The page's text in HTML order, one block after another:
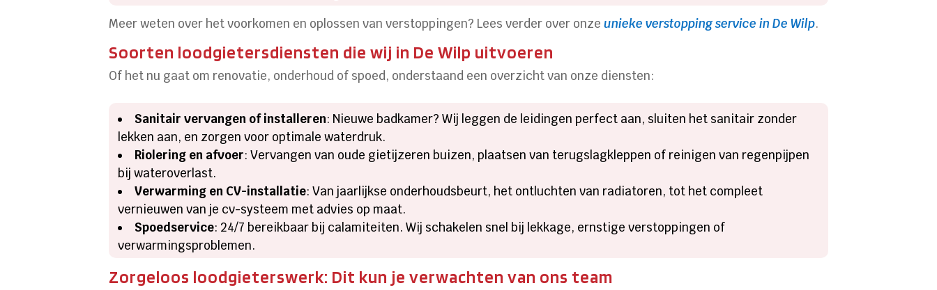
Meer weten over het voorkomen en oplossen van verstoppingen? Lees verder over onzeunieke verstopping service in De Wilp.
Soorten loodgietersdiensten die wij in De Wilp uitvoeren
Of het nu gaat om renovatie, onderhoud of spoed, onderstaand een overzicht van onze diensten:
Sanitair vervangen of installeren: Nieuwe badkamer? Wij leggen de leidingen perfect aan, sluiten het sanitair zonder
lekken aan, en zorgen voor optimale waterdruk.
Riolering en afvoer: Vervangen van oude gietijzeren buizen, plaatsen van terugslagkleppen of reinigen van regenpijpen
bij wateroverlast.
Verwarming en CV-installatie: Van jaarlijkse onderhoudsbeurt, het ontluchten van radiatoren, tot het compleet
vernieuwen van je cv-systeem met advies op maat.
Spoedservice: 24/7 bereikbaar bij calamiteiten. Wij schakelen snel bij lekkage, ernstige verstoppingen of
verwarmingsproblemen.
Zorgeloos loodgieterswerk: Dit kun je verwachten van ons team